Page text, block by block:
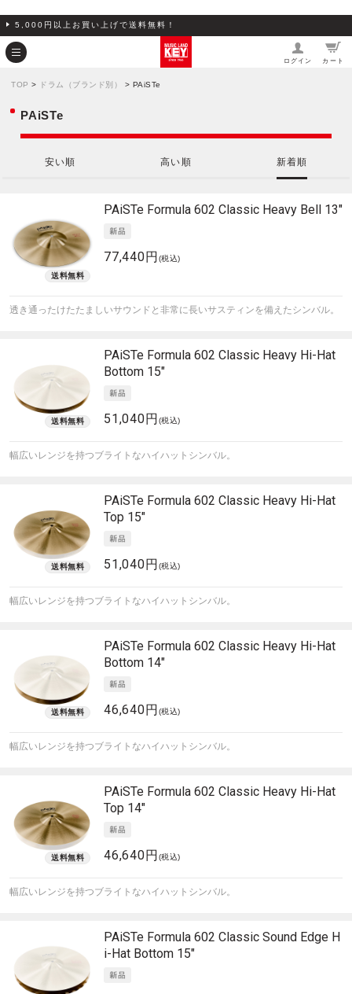
5,000円以上お買い上げで送料無料！
ログイン カート
TOP > ドラム（ブランド別） > PAiSTe
PAiSTe
安い順 高い順 新着順
PAiSTe Formula 602 Classic Heavy Bell 13"
77,440円 (税込)
透き通ったけたたましいサウンドと非常に長いサスティンを備えたシンバル。
PAiSTe Formula 602 Classic Heavy Hi-Hat
Bottom 15"
51,040円 (税込)
幅広いレンジを持つブライトなハイハットシンバル。
PAiSTe Formula 602 Classic Heavy Hi-Hat
Top 15"
51,040円 (税込)
幅広いレンジを持つブライトなハイハットシンバル。
PAiSTe Formula 602 Classic Heavy Hi-Hat
Bottom 14"
46,640円 (税込)
幅広いレンジを持つブライトなハイハットシンバル。
PAiSTe Formula 602 Classic Heavy Hi-Hat
Top 14"
46,640円 (税込)
幅広いレンジを持つブライトなハイハットシンバル。
PAiSTe Formula 602 Classic Sound Edge H
i-Hat Bottom 15"